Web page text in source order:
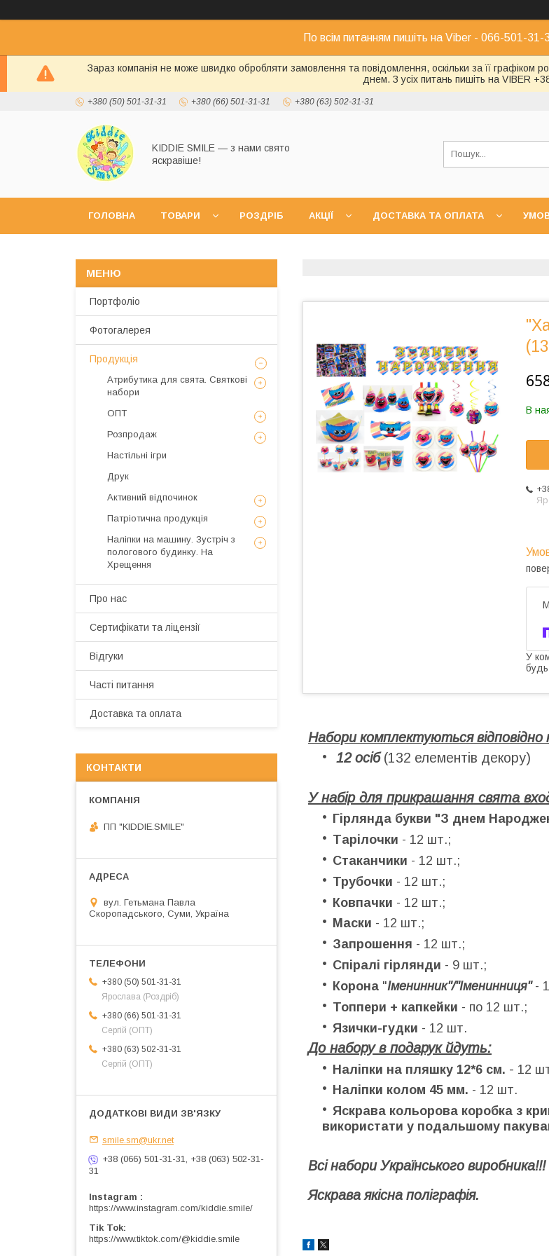
По всім питанням пишіть на Viber - 066-501-31-
Зараз компанія не може швидко обробляти замовлення та повідомлення, оскільки за її
днем. З усіх питань пишіть на VIBER
+380 (50) 501-31-31 +380 (66) 501-31-31 +380 (63) 502-31-31
KIDDIE SMILE — з нами свято
яскравіше!
ГОЛОВНА ТОВАРИ РОЗДРІБ АКЦІЇ ДОСТАВКА ТА ОПЛАТА
В
У
Набори комплектуються відповідно
12 осіб(132 елементів декору)
У набір для прикрашання свята
Гірлянда букви "З днем
Тарілочки - 12 шт.;
Стаканчики - 12 шт.;
Трубочки - 12 шт.;
Ковпачки - 12 шт.;
Маски - 12 шт.;
Запрошення - 12 шт.;
Спіралі гірлянди - 9 шт.;
Корона "Іменинник"/"Іменинниця"-
Топпери + капкейки - по 12 шт.;
Язички-гудки - 12 шт.
До набору в подарук йдуть:
Наліпки на пляшку 12*6 см. - 12
Наліпки колом 45 мм. - 12 шт.
Яскрава кольорова коробка з
використати у подальшому
Всі набори Українського виробника!!!
Яскрава якісна поліграфія.
Портфоліо
Фотогалерея
Продукція
Атрибутика для свята. Святкові
набори
ОПТ
Розпродаж
Настільні ігри
Друк
Активний відпочинок
Патріотична продукція
Наліпки на машину. Зустріч з
пологового будинку. На
Хрещення
Про нас
Сертифікати та ліцензії
Відгуки
Часті питання
Доставка та оплата
КОНТАКТИ
ПП "KIDDIE.SMILE"
вул. Гетьмана Павла
Скоропадського, Суми, Україна
+380 (50) 501-31-31
Ярослава (Роздріб)
+380 (66) 501-31-31
Сергій (ОПТ)
+380 (63) 502-31-31
Сергій (ОПТ)
smile.sm@ukr.net
+38 (066) 501-31-31, +38 (063) 502-31-
31
Instagram
https://www.instagram.com/kiddie.smile/
Tik Tok
https://www.tiktok.com/@kiddie.smile